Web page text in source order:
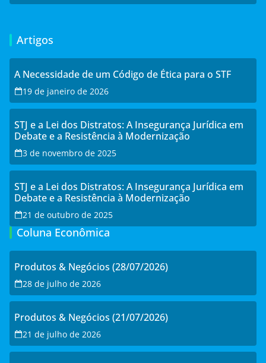
Artigos
A Necessidade de um Código de Ética para o STF
19 de janeiro de 2026
STJ e a Lei dos Distratos: A Insegurança Jurídica em
Debate e a Resistência à Modernização
3 de novembro de 2025
STJ e a Lei dos Distratos: A Insegurança Jurídica em
Debate e a Resistência à Modernização
21 de outubro de 2025
Coluna Econômica
Produtos & Negócios (28/07/2026)
28 de julho de 2026
Produtos & Negócios (21/07/2026)
21 de julho de 2026